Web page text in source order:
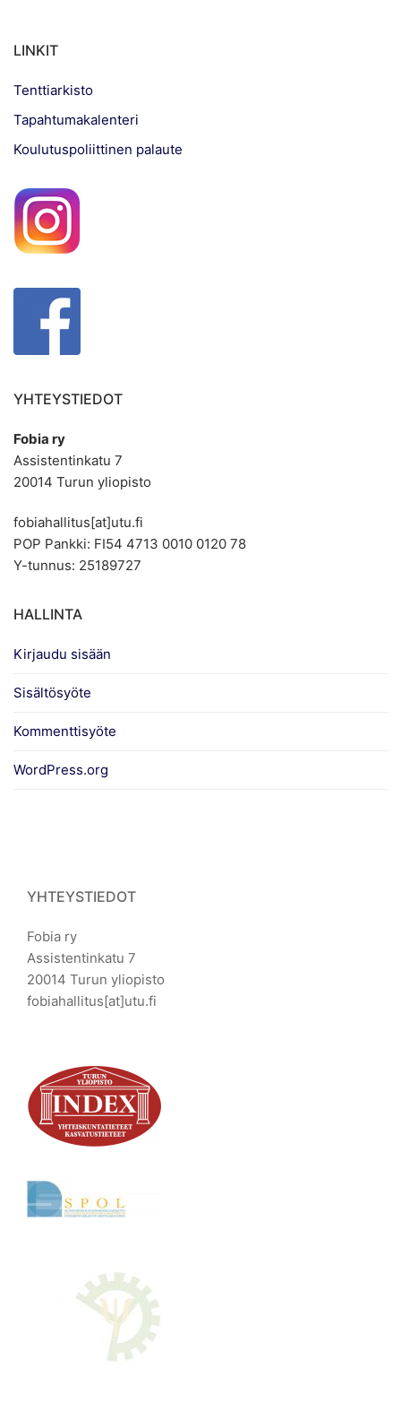
LINKIT
Tenttiarkisto
Tapahtumakalenteri
Koulutuspoliittinen palaute
YHTEYSTIEDOT
Fobia ry
Assistentinkatu 7
20014 Turun yliopisto
fobiahallitus[at]utu.fi
POP Pankki: FI54 4713 0010 0120 78
Y-tunnus: 25189727
HALLINTA
Kirjaudu sisään
Sisältösyöte
Kommenttisyöte
WordPress.org
YHTEYSTIEDOT
Fobia ry
Assistentinkatu 7
20014 Turun yliopisto
fobiahallitus[at]utu.fi